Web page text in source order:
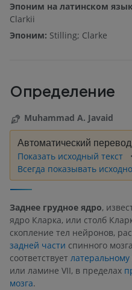
Эпоним на латинском
Clarkii
Эпоним: Stilling; Clarke
Определение
Muhammad A. Javaid
Автоматический перевод
Показать исходный текст
Всегда показывать
Заднее грудное ядро,
ядро Кларка, или столб
скопление тел нейронов,
задней части спинного
соответствует
или ламине VII, в пределах
мозга.